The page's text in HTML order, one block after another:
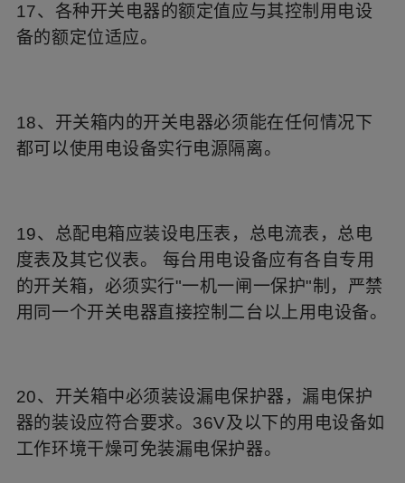
17、各种开关电器的额定值应与其控制用电设
备的额定位适应。
18、开关箱内的开关电器必须能在任何情况下
都可以使用电设备实行电源隔离。
19、总配电箱应装设电压表，总电流表，总电
度表及其它仪表。 每台用电设备应有各自专用
的开关箱，必须实行"一机一闸一保护"制，严禁
用同一个开关电器直接控制二台以上用电设备。
20、开关箱中必须装设漏电保护器，漏电保护
器的装设应符合要求。36V及以下的用电设备如
工作环境干燥可免装漏电保护器。